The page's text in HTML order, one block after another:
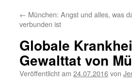
← München: Angst und alles, was
verbunden ist
Globale
Gewalttat von
Veröffentlicht am 24.07.2016von